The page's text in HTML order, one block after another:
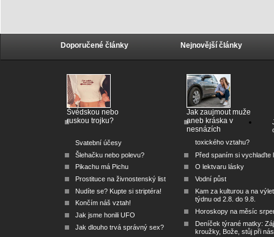
Doporučené články
Švédskou nebo
ruskou trojku?
Svatební účesy
Šlehačku nebo polevu?
Pikachu má Pichu
Prostituce na živnostenský list
Nudíte se? Kupte si striptéra!
Končím náš vztah!
Jak jsme honili UFO
Jak dlouho trvá správný sex?
Nejnovější články
Jak zaujmout muže
aneb kráska v
nesnázích
toxického vztahu?
Před spaním si vychlaďte
O lektvaru lásky
Vodní půst
Kam za kulturou a na
týdnu od 2.8. do 9.8.
Horoskopy na měsíc
Deníček týrané matky:
kroužky, Bože, stůj při nás